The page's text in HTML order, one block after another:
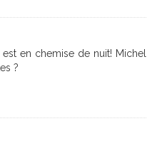
en chemise de nuit! Michel
?